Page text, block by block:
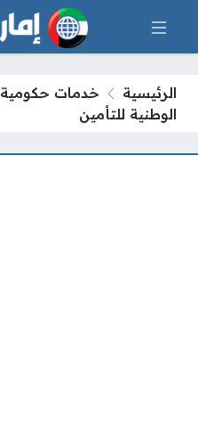
الرئيسية خدمات حكومية
الوطنية للتأمين